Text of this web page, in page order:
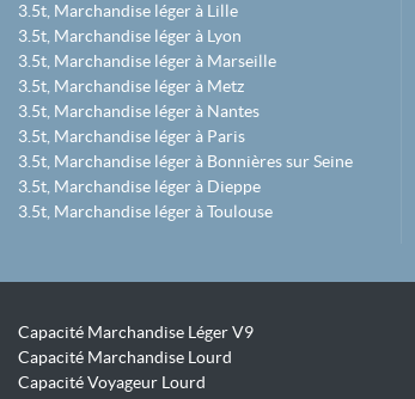
3.5t, Marchandise léger à Lille
3.5t, Marchandise léger à Lyon
3.5t, Marchandise léger à Marseille
3.5t, Marchandise léger à Metz
3.5t, Marchandise léger à Nantes
3.5t, Marchandise léger à Paris
3.5t, Marchandise léger à Bonnières sur Seine
3.5t, Marchandise léger à Dieppe
3.5t, Marchandise léger à Toulouse
Capacité Marchandise Léger V9
Capacité Marchandise Lourd
Capacité Voyageur Lourd